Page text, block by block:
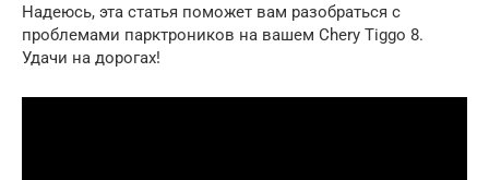
Надеюсь, эта статья поможет вам разобраться с
проблемами парктроников на вашем Chery Tiggo 8.
Удачи на дорогах!